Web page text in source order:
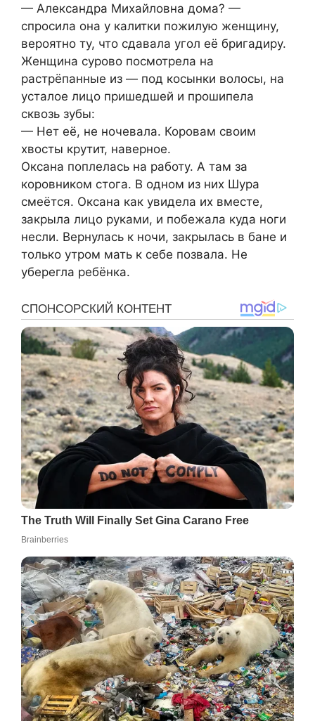
— Александра Михайловна дома? —
спросила она у калитки пожилую женщину,
вероятно ту, что сдавала угол её бригадиру.
Женщина сурово посмотрела на
растрёпанные из — под косынки волосы, на
усталое лицо пришедшей и прошипела
сквозь зубы:
— Нет её, не ночевала. Коровам своим
хвосты крутит, наверное.
Оксана поплелась на работу. А там за
коровником стога. В одном из них Шура
смеётся. Оксана как увидела их вместе,
закрыла лицо руками, и побежала куда ноги
несли. Вернулась к ночи, закрылась в бане и
только утром мать к себе позвала. Не
уберегла ребёнка.